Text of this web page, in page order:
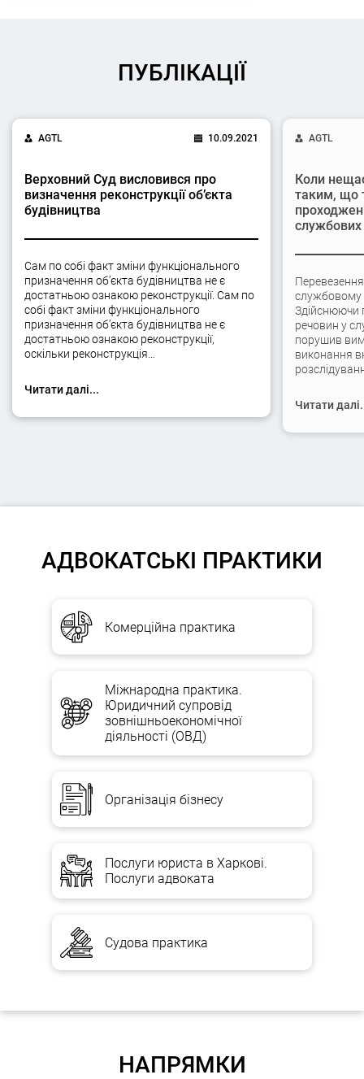
ПУБЛІКАЦІЇ
AGTL 10.09.2021
Верховний Суд висловився про
визначення реконструкції об’єкта
будівництва
Сам по собі факт зміни функціонального
призначення об’єкта будівництва не є
достатньою ознакою реконструкції. Сам по
собі факт зміни функціонального
призначення об’єкта будівництва не є
достатньою ознакою реконструкції,
оскільки реконструкція…
Читати далі...
AGTL
Коли
таким, що
службових
службовому
Здійснюючи
речовин у
порушив
виконання
Читати
АДВОКАТСЬКІ ПРАКТИКИ
Комерційна практика
Міжнародна практика.
Юридичний супровід
зовнішньоекономічної
діяльності (ОВД)
Організація бізнесу
Послуги юриста в Харкові.
Послуги адвоката
Судова практика
НАПРЯМКИ